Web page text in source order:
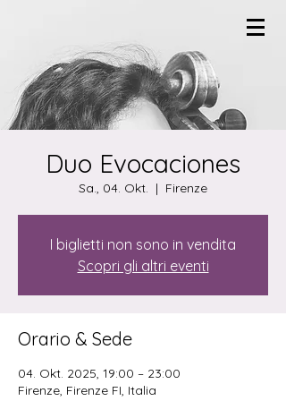
Duo Evocaciones
Sa., 04. Okt.
  |
Firenze
I biglietti non sono in vendita
Scopri gli altri eventi
Orario & Sede
04. Okt. 2025, 19:00 – 23:00
Firenze, Firenze FI, Italia